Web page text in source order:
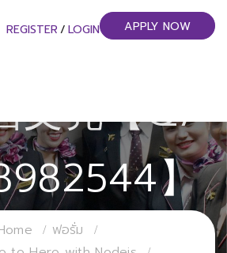
REGISTER / LOGIN APPLY NOW
บไปยัง: 办
文凭【Q/
】
ฟอรั่ม